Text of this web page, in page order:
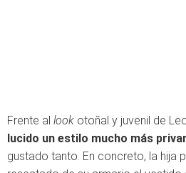
Frente al look otoñal y juvenil de
lucido un estilo mucho más
gustado tanto. En concreto, la hija